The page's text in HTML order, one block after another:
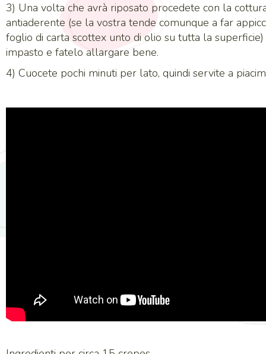
3) Una volta che avrà riposato procedete con la
antiaderente (se la vostra tende comunque a far
foglio di carta scottex unto di olio su tutta la
impasto e fatelo allargare bene.
4) Cuocete pochi minuti per lato, quindi servite a